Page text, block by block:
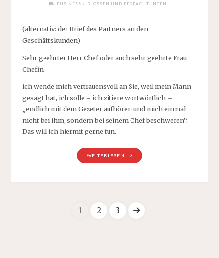
BUSINESS / GLOSSEN UND BEOBACHTUNGEN
(alternativ: der Brief des Partners an den
Geschäftskunden)
Sehr geehrter Herr Chef oder auch sehr geehrte Frau
Chefin,
ich wende mich vertrauensvoll an Sie, weil mein Mann
gesagt hat, ich solle – ich zitiere wortwörtlich –
„endlich mit dem Gezeter aufhören und mich einmal
nicht bei ihm, sondern bei seinem Chef beschweren“.
Das will ich hiermit gerne tun.
WEITERLESEN
„DER
BRIEF
EHEFRAU
DEN
ARBEITGEBER“
1 2 3